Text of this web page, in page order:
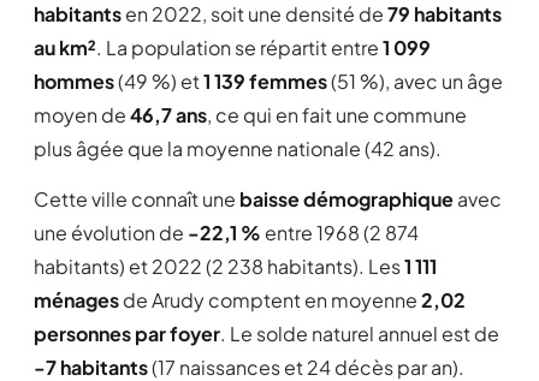
habitantsen 2022, soit une densité de79 habitants
au km². La population se répartit entre1 099
hommes(49 %) et1 139 femmes(51 %), avec un âge
moyen de46,7 ans, ce qui en fait une commune
plus âgée que la moyenne nationale (42 ans).
Cette ville connaît une baisse démographiqueavec
une évolution de -22,1 % entre 1968 (2 874
habitants) et 2022 (2 238 habitants). Les1 111
ménagesde Arudy comptent en moyenne2,02
personnes par foyer. Le solde naturel annuel est de
-7 habitants(17 naissances et 24 décès par an).